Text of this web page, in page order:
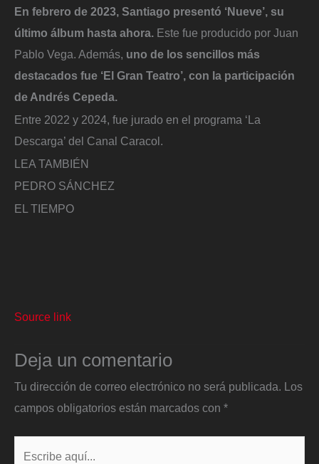
En febrero de 2023, Santiago presentó ‘Nueve’, su
último álbum hasta ahora. Este fue producido por Juan
Pablo Vega. Además, uno de los sencillos más
destacados fue ‘El Gran Teatro’, con la participación
de Andrés Cepeda.
Entre 2022 y 2024, fue jurado en el programa ‘La
Descarga’ del Canal Caracol.
LEA TAMBIÉN
PEDRO SÁNCHEZ
EL TIEMPO
Source link
Deja un comentario
Tu dirección de correo electrónico no será publicada. Los
campos obligatorios están marcados con *